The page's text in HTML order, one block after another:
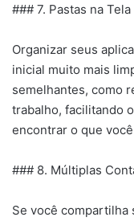
### 7. Pastas na
Organizar seus
inicial muito mais
semelhantes, como
trabalho, facilitando
encontrar o que
### 8. Múltiplas
Se você compartilha